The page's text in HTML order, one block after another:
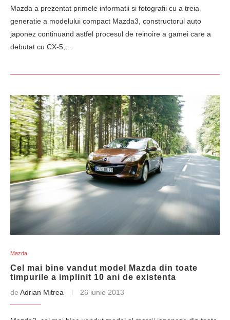
Mazda a prezentat primele informatii si fotografii cu a treia
generatie a modelului compact Mazda3, constructorul auto
japonez continuand astfel procesul de reinoire a gamei care a
debutat cu CX-5,…
Mazda
Cel mai bine vandut model Mazda din toate
timpurile a implinit 10 ani de existenta
de Adrian Mitrea 26 iunie 2013